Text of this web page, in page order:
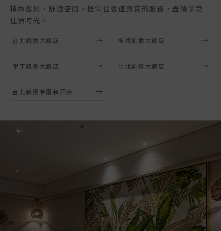
精緻客房，舒適空間。提供住客值與質的服務，盡情享受
住宿時光。
台北凱撒大飯店 板橋凱撒大飯店
墾丁凱撒大飯店 台北凱達大飯店
台北新板希爾頓酒店